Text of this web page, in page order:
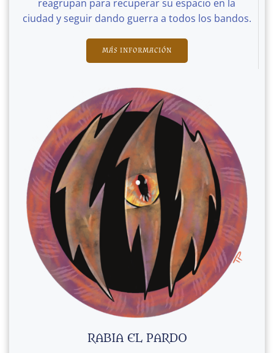
reagrupan para recuperar su espacio en la
ciudad y seguir dando guerra a todos los bandos.
MÁS INFORMACIÓN
RABIA EL PARDO